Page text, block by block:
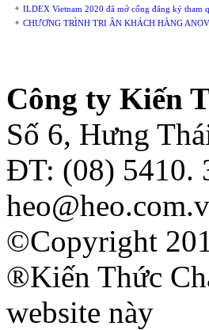
ILDEX Vietnam 2020 đã mở cổng đăng ký tham
CHƯƠNG TRÌNH TRI ÂN KHÁCH HÀNG
Công ty Kiến
Số 6, Hưng
ĐT: (08) 5410.
©Copyright
®Kiến Thức
website này